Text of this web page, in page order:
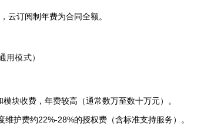
云订阅制年费为合同全额。
用模式）
模块收费，年费较高（通常数万至数十万元）。
维护费约22%-28%的授权费（含标准支持服务）。